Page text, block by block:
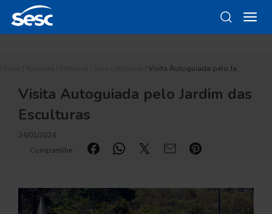
Visita Autoguiada pelo Ja…
Visita Autoguiada pelo Jardim das
Esculturas
24/01/2024
Compartilhe: